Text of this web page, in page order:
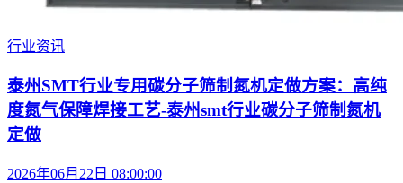
行业资讯
泰州SMT行业专用碳分子筛制氮机定做方案：高纯
度氮气保障焊接工艺-泰州smt行业碳分子筛制氮机
定做
2026年06月22日 08:00:00